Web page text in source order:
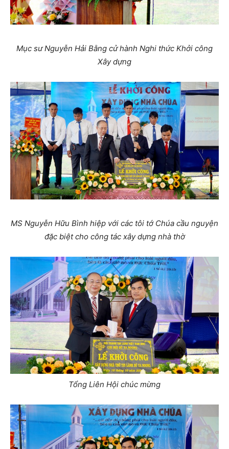
Mục sư Nguyễn Hải Bằng cử hành Nghi thức Khởi công
Xây dựng
MS Nguyễn Hữu Bình hiệp với các tôi tớ Chúa cầu nguyện
đặc biệt cho công tác xây dựng nhà thờ
Tổng Liên Hội chúc mừng